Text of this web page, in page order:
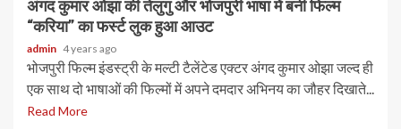
अंगद कुमार ओझा की तेलुगु और भोजपुरी भाषा में बनी फिल्म
“करिया” का फर्स्ट लुक हुआ आउट
admin 4 years ago
भोजपुरी फिल्म इंडस्ट्री के मल्टी टैलेंटेड एक्टर अंगद कुमार ओझा जल्द ही
एक साथ दो भाषाओं की फिल्मों में अपने दमदार अभिनय का जौहर दिखाते...
Read More